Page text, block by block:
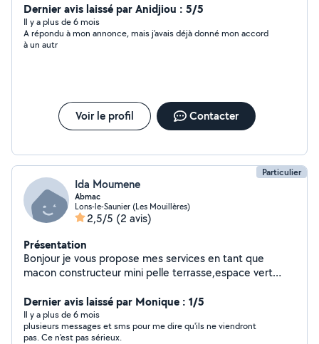
Dernier avis laissé par Anidjiou : 5/5
Il y a plus de 6 mois
A répondu à mon annonce, mais j’avais déjà donné mon accord
à un autr
Voir le profil Contacter
Particulier
Ida Moumene
Abmac
Lons-le-Saunier (Les Mouillères)
2,5/5 (2 avis)
Présentation
Bonjour je vous propose mes services en tant que
macon constructeur mini pelle terrasse,espace vert
rapide et trés expérimenté .
Dernier avis laissé par Monique : 1/5
Il y a plus de 6 mois
plusieurs messages et sms pour me dire qu'ils ne viendront
pas. Ce n'est pas sérieux.